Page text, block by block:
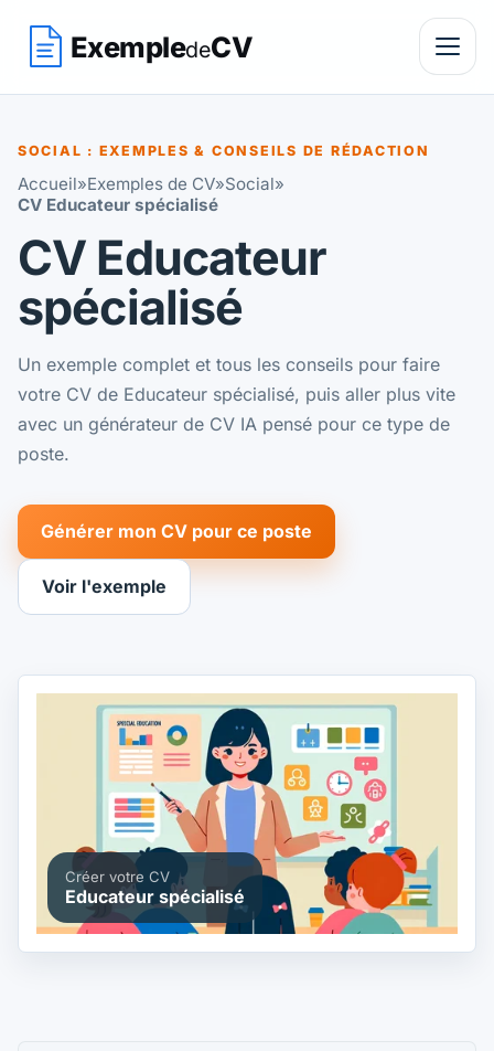
ExempledeCV
SOCIAL : EXEMPLES & CONSEILS DE RÉDACTION
Accueil»Exemples de CV»Social»
CV Educateur spécialisé
CV Educateur
spécialisé
Un exemple complet et tous les conseils pour faire
votre CV de Educateur spécialisé, puis aller plus vite
avec un générateur de CV IA pensé pour ce type de
poste.
Générer mon CV pour ce poste
Voir l'exemple
Créer votre CV
Educateur spécialisé